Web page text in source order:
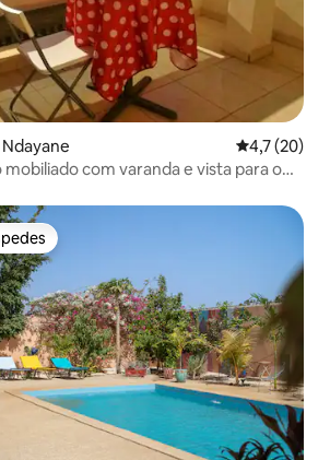
4,7 de uma
4,7 (20)
com varanda e vista para o